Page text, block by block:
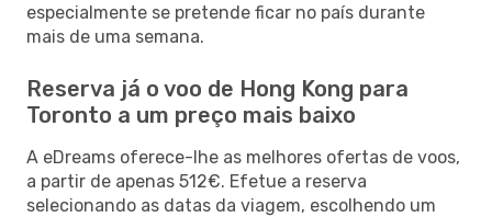
especialmente se pretende ficar no país durante
mais de uma semana.
Reserva já o voo de Hong Kong para
Toronto a um preço mais baixo
A eDreams oferece-lhe as melhores ofertas de voos,
a partir de apenas 512€. Efetue a reserva
selecionando as datas da viagem, escolhendo um